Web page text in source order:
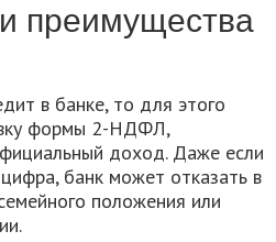
преимущества
в банке, то для этого
формы 2-НДФЛ,
доход. Даже если
банк может отказать в
положения или